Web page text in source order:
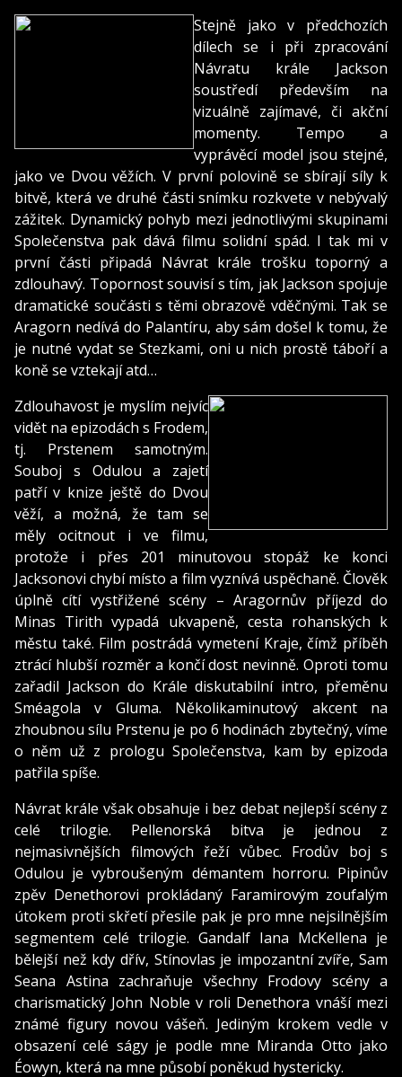
Stejně jako v předchozích
dílech se i při zpracování
Návratu krále Jackson
soustředí především na
vizuálně zajímavé, či akční
momenty. Tempo a
vyprávěcí model jsou stejné,
jako ve Dvou věžích. V první polovině se sbírají síly k
bitvě, která ve druhé části snímku rozkvete v nebývalý
zážitek. Dynamický pohyb mezi jednotlivými skupinami
Společenstva pak dává filmu solidní spád. I tak mi v
první části připadá Návrat krále trošku toporný a
zdlouhavý. Topornost souvisí s tím, jak Jackson spojuje
dramatické součásti s těmi obrazově vděčnými. Tak se
Aragorn nedívá do Palantíru, aby sám došel k tomu, že
je nutné vydat se Stezkami, oni u nich prostě táboří a
koně se vztekají atd…
Zdlouhavost je myslím nejvíc
vidět na epizodách s Frodem,
tj. Prstenem samotným.
Souboj s Odulou a zajetí
patří v knize ještě do Dvou
věží, a možná, že tam se
měly ocitnout i ve filmu,
protože i přes 201 minutovou stopáž ke konci
Jacksonovi chybí místo a film vyznívá uspěchaně. Člověk
úplně cítí vystřižené scény – Aragornův příjezd do
Minas Tirith vypadá ukvapeně, cesta rohanských k
městu také. Film postrádá vymetení Kraje, čímž příběh
ztrácí hlubší rozměr a končí dost nevinně. Oproti tomu
zařadil Jackson do Krále diskutabilní intro, přeměnu
Sméagola v Gluma. Několikaminutový akcent na
zhoubnou sílu Prstenu je po 6 hodinách zbytečný, víme
o něm už z prologu Společenstva, kam by epizoda
patřila spíše.
Návrat krále však obsahuje i bez debat nejlepší scény z
celé trilogie. Pellenorská bitva je jednou z
nejmasivnějších filmových řeží vůbec. Frodův boj s
Odulou je vybroušeným démantem horroru. Pipinův
zpěv Denethorovi prokládaný Faramirovým zoufalým
útokem proti skřetí přesile pak je pro mne nejsilnějším
segmentem celé trilogie. Gandalf Iana McKellena je
bělejší než kdy dřív, Stínovlas je impozantní zvíře, Sam
Seana Astina zachraňuje všechny Frodovy scény a
charismatický John Noble v roli Denethora vnáší mezi
známé figury novou vášeň. Jediným krokem vedle v
obsazení celé ságy je podle mne Miranda Otto jako
Éowyn, která na mne působí poněkud hystericky.